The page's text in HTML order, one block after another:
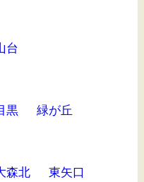
台
黒 緑が丘
森北 東矢口